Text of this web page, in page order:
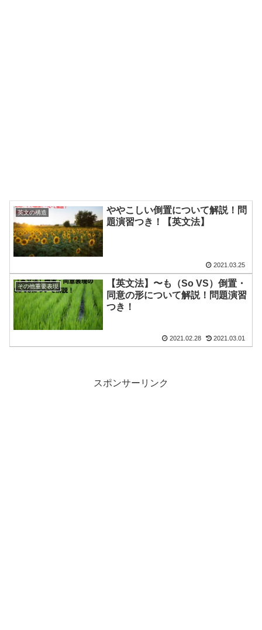
英文の構造
ややこしい倒置について解説！問
題演習つき！【英文法】
2021.03.25
その他重要表現
【英文法】〜も（So VS）倒置・
同意の形について解説！問題演習
つき！
2021.02.28 2021.03.01
スポンサーリンク